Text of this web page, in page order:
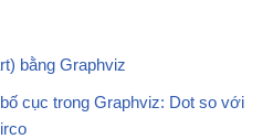
bằng Graphviz
cục trong Graphviz: Dot so với